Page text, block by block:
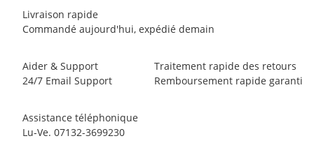
Livraison rapide
Commandé aujourd'hui, expédié demain
Aider & Support
24/7 Email Support
Traitement rapide des retours
Remboursement rapide garanti
Assistance téléphonique
Lu-Ve. 07132-3699230